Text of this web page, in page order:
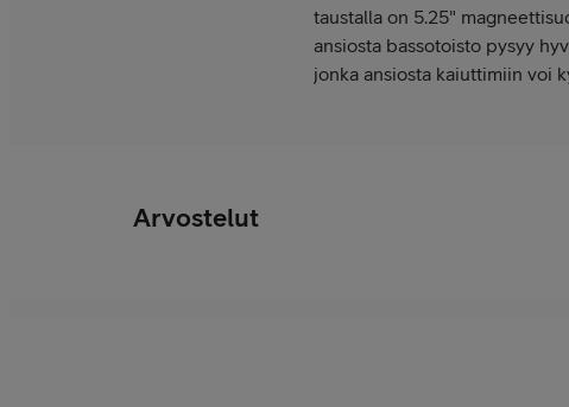
taustalla on 5.25"
ansiosta bassotoisto pysyy
jonka ansiosta kaiuttimiin voi
Arvostelut